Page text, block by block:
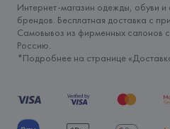
Интернет-магазин одежды, обуви
брендов. Бесплатная доставка с
Самовывоз из фирменных салонов
Россию.
*Подробнее на странице «